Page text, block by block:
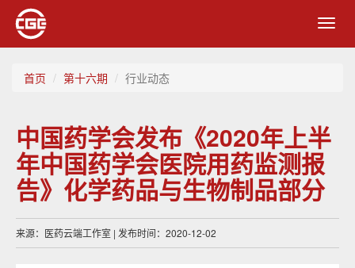
首页 第十六期 行业动态
中国药学会发布《2020年上半
年中国药学会医院用药监测报
告》化学药品与生物制品部分
来源：医药云端工作室 | 发布时间：2020-12-02